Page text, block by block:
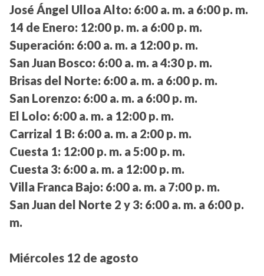
José Ángel Ulloa Alto: 6:00 a. m. a 6:00 p. m.
14 de Enero: 12:00 p. m. a 6:00 p. m.
Superación: 6:00 a. m. a 12:00 p. m.
San Juan Bosco: 6:00 a. m. a 4:30 p. m.
Brisas del Norte: 6:00 a. m. a 6:00 p. m.
San Lorenzo: 6:00 a. m. a 6:00 p. m.
El Lolo: 6:00 a. m. a 12:00 p. m.
Carrizal 1 B: 6:00 a. m. a 2:00 p. m.
Cuesta 1: 12:00 p. m. a 5:00 p. m.
Cuesta 3: 6:00 a. m. a 12:00 p. m.
Villa Franca Bajo: 6:00 a. m. a 7:00 p. m.
San Juan del Norte 2 y 3: 6:00 a. m. a 6:00 p.
m.
Miércoles 12 de agosto